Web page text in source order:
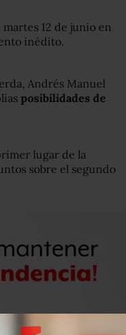
12 de junio en
inédito.
Andrés Manuel
posibilidades de
lugar de la
sobre el segundo